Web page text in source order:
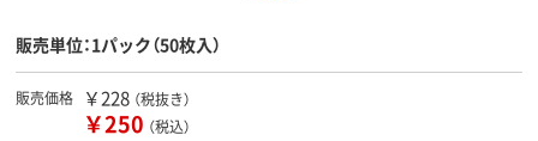
販売単位：1パック（50枚入）
販売価格 ￥228 （税抜き）
￥250 （税込）